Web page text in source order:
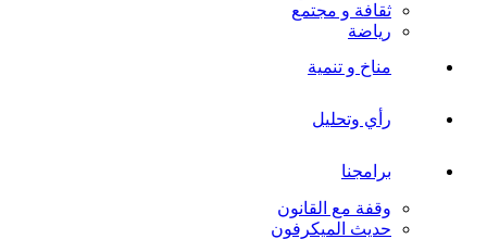
ثقافة و مجتمع
رياضة
مناخ و تنمية
رأي وتحليل
برامجنا
وقفة مع القانون
حديث الميكرفون